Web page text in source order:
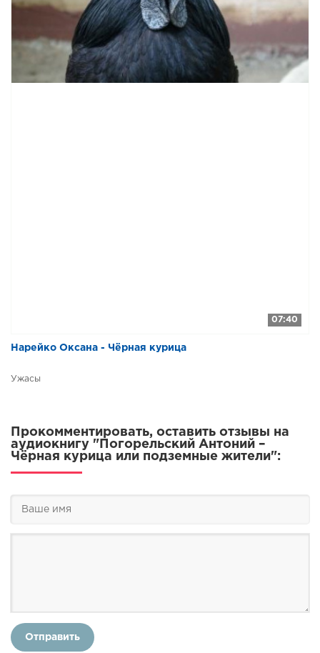
07:40
Нарейко Оксана - Чёрная курица
Ужасы
Прокомментировать, оставить отзывы на
аудиокнигу "Погорельский Антоний –
Чёрная курица или подземные жители":
Отправить